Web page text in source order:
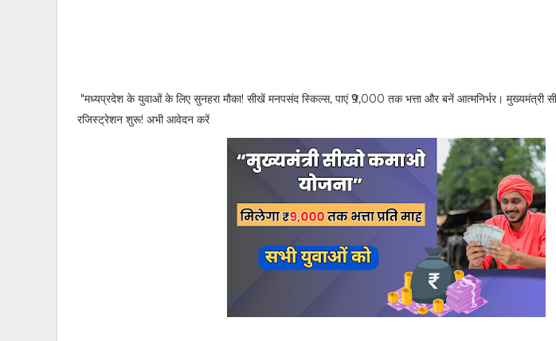
"मध्यप्रदेश के युवाओं के लिए सुनहरा मौका! सीखें मनपसंद स्किल्स, पाएं ₹9,000 तक भत्ता और बनें आत्मनिर्भर। मुख्यमंत्री
रजिस्ट्रेशन शुरू! अभी आवेदन करें